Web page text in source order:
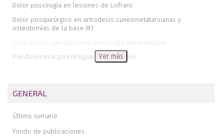
Dolor poscirugía en lesiones de Lisfranc
Dolor posquirúrgico en artrodesis cuneometatarsianas y
osteotomías de la base M1
Caso clínico: pie doloroso poscirugía del mediopié
Pie doloroso poscirugía primer radio
artroplastia y artrodesis tras luxación de artroplastia
Ver más
GENERAL
Último sumario
Fondo de publicaciones